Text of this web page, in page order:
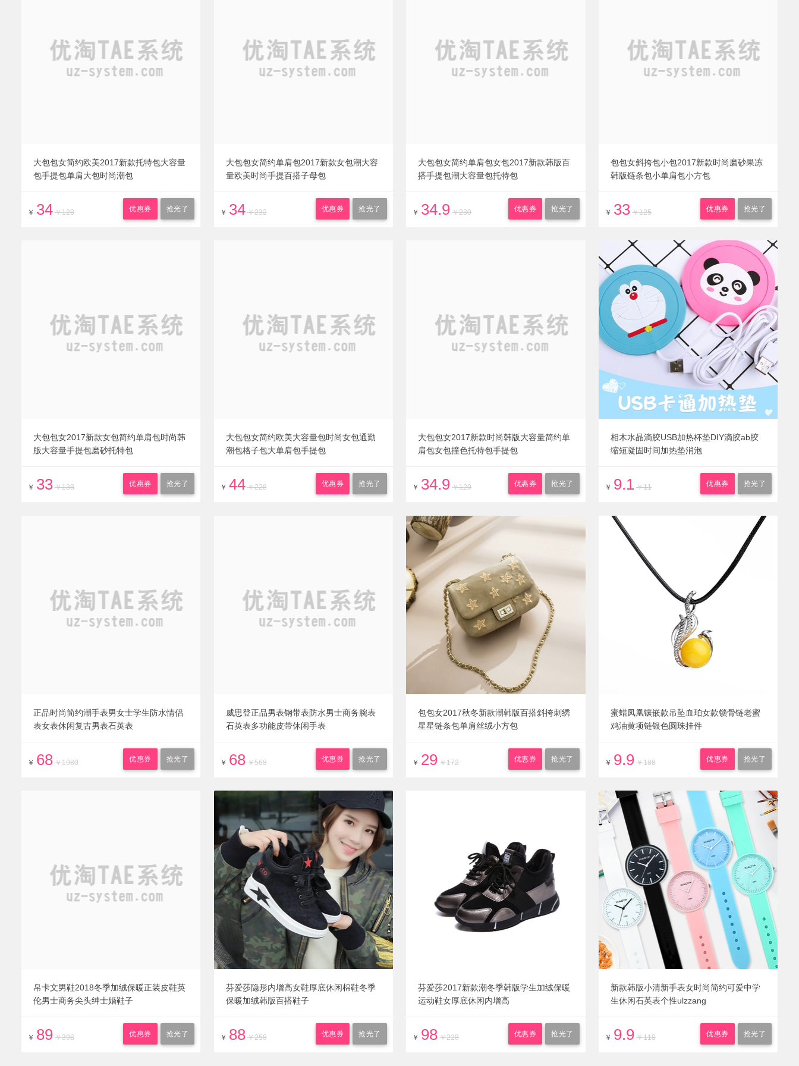
大包包女简约欧美2017新款托特包大容量
包手提包单肩大包时尚潮包
抢光了
优惠券
￥ 34 ￥128
大包包女简约单肩包2017新款女包潮大容
量欧美时尚手提百搭子母包
抢光了
优惠券
￥ 34 ￥232
大包包女简约单肩包女包2017新款韩版百
搭手提包潮大容量包托特包
抢光了
优惠券
￥ 34.9 ￥230
包包女斜挎包小包2017新款时尚磨砂果冻
韩版链条包小单肩包小方包
抢光了
优惠券
￥ 33 ￥125
大包包女2017新款女包简约单肩包时尚韩
版大容量手提包磨砂托特包
抢光了
优惠券
￥ 33 ￥138
大包包女简约欧美大容量包时尚女包通勤
潮包格子包大单肩包手提包
抢光了
优惠券
￥ 44 ￥228
大包包女2017新款时尚韩版大容量简约单
肩包女包撞色托特包手提包
抢光了
优惠券
￥ 34.9 ￥120
相木水晶滴胶USB加热杯垫DIY滴胶ab胶
缩短凝固时间加热垫消泡
抢光了
优惠券
￥ 9.1 ￥11
正品时尚简约潮手表男女士学生防水情侣
表女表休闲复古男表石英表
抢光了
优惠券
￥ 68 ￥1980
威思登正品男表钢带表防水男士商务腕表
石英表多功能皮带休闲手表
抢光了
优惠券
￥ 68 ￥568
包包女2017秋冬新款潮韩版百搭斜挎刺绣
星星链条包单肩丝绒小方包
抢光了
优惠券
￥ 29 ￥172
蜜蜡凤凰镶嵌款吊坠血珀女款锁骨链老蜜
鸡油黄项链银色圆珠挂件
抢光了
优惠券
￥ 9.9 ￥188
帛卡文男鞋2018冬季加绒保暖正装皮鞋英
伦男士商务尖头绅士婚鞋子
抢光了
优惠券
￥ 89 ￥398
芬爱莎隐形内增高女鞋厚底休闲棉鞋冬季
保暖加绒韩版百搭鞋子
抢光了
优惠券
￥ 88 ￥258
芬爱莎2017新款潮冬季韩版学生加绒保暖
运动鞋女厚底休闲内增高
抢光了
优惠券
￥ 98 ￥228
新款韩版小清新手表女时尚简约可爱中学
生休闲石英表个性ulzzang
抢光了
优惠券
￥ 9.9 ￥118